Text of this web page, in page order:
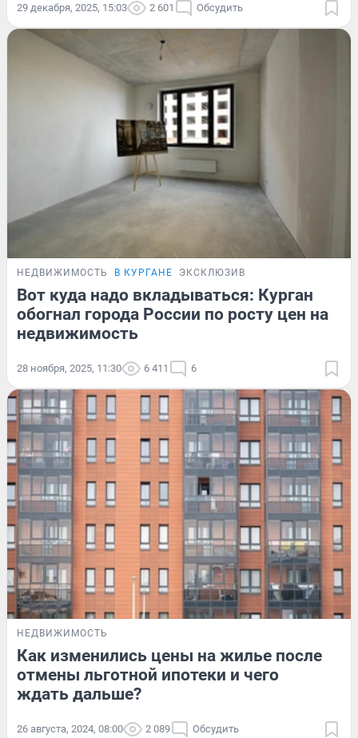
29 декабря, 2025, 15:03 2 601 Обсудить
НЕДВИЖИМОСТЬ В КУРГАНЕ ЭКСКЛЮЗИВ
Вот куда надо вкладываться: Курган
обогнал города России по росту цен на
недвижимость
28 ноября, 2025, 11:30 6 411 6
НЕДВИЖИМОСТЬ
Как изменились цены на жилье после
отмены льготной ипотеки и чего
ждать дальше?
26 августа, 2024, 08:00 2 089 Обсудить